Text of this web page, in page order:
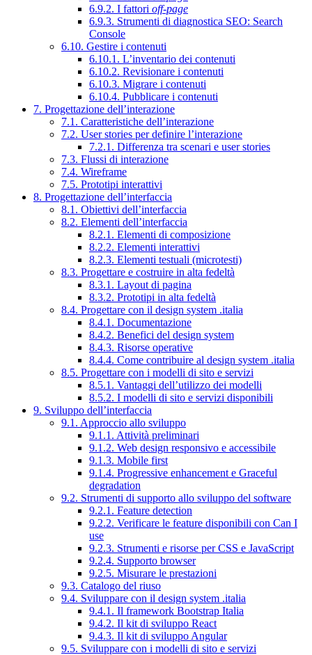
6.9.2. I fattori off-page
6.9.3. Strumenti di diagnostica SEO: Search
Console
6.10. Gestire i contenuti
6.10.1. L’inventario dei contenuti
6.10.2. Revisionare i contenuti
6.10.3. Migrare i contenuti
6.10.4. Pubblicare i contenuti
7. Progettazione dell’interazione
7.1. Caratteristiche dell’interazione
7.2. User stories per definire l’interazione
7.2.1. Differenza tra scenari e user stories
7.3. Flussi di interazione
7.4. Wireframe
7.5. Prototipi interattivi
8. Progettazione dell’interfaccia
8.1. Obiettivi dell’interfaccia
8.2. Elementi dell’interfaccia
8.2.1. Elementi di composizione
8.2.2. Elementi interattivi
8.2.3. Elementi testuali (microtesti)
8.3. Progettare e costruire in alta fedeltà
8.3.1. Layout di pagina
8.3.2. Prototipi in alta fedeltà
8.4. Progettare con il design system .italia
8.4.1. Documentazione
8.4.2. Benefici del design system
8.4.3. Risorse operative
8.4.4. Come contribuire al design system .italia
8.5. Progettare con i modelli di sito e servizi
8.5.1. Vantaggi dell’utilizzo dei modelli
8.5.2. I modelli di sito e servizi disponibili
9. Sviluppo dell’interfaccia
9.1. Approccio allo sviluppo
9.1.1. Attività preliminari
9.1.2. Web design responsivo e accessibile
9.1.3. Mobile first
9.1.4. Progressive enhancement e Graceful
degradation
9.2. Strumenti di supporto allo sviluppo del software
9.2.1. Feature detection
9.2.2. Verificare le feature disponibili con Can I
use
9.2.3. Strumenti e risorse per CSS e JavaScript
9.2.4. Supporto browser
9.2.5. Misurare le prestazioni
9.3. Catalogo del riuso
9.4. Sviluppare con il design system .italia
9.4.1. Il framework Bootstrap Italia
9.4.2. Il kit di sviluppo React
9.4.3. Il kit di sviluppo Angular
9.5. Sviluppare con i modelli di sito e servizi